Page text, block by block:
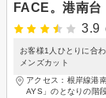
FACE。港南台
3.9
お客様1人ひとりに合
メンズカット
アクセス：根岸線港
AYS」のとなりの階